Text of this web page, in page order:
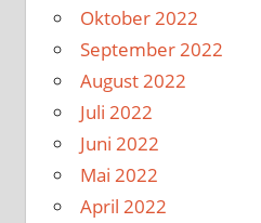
Oktober 2022
September 2022
August 2022
Juli 2022
Juni 2022
Mai 2022
April 2022